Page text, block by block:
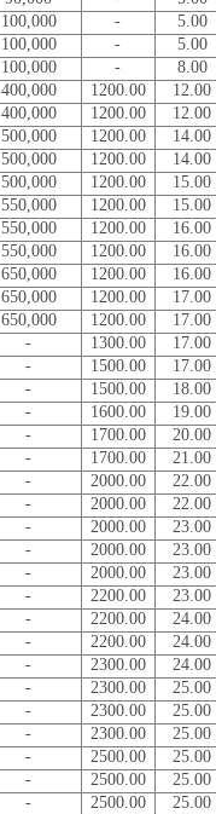
100,000 -
5.00
100,000 -
5.00
100,000 -
8.00
400,000 1200.00
12.00
400,000 1200.00
12.00
500,000 1200.00
14.00
500,000 1200.00
14.00
500,000 1200.00
15.00
550,000 1200.00
15.00
550,000 1200.00
16.00
550,000 1200.00
16.00
650,000 1200.00
16.00
650,000 1200.00
17.00
650,000 1200.00
17.00
- 1300.00
17.00
- 1500.00
17.00
- 1500.00
18.00
- 1600.00
19.00
- 1700.00
20.00
- 1700.00
21.00
- 2000.00
22.00
- 2000.00
22.00
- 2000.00
23.00
- 2000.00
23.00
- 2000.00
23.00
- 2200.00
23.00
- 2200.00
24.00
- 2200.00
24.00
- 2300.00
24.00
- 2300.00
25.00
- 2300.00
25.00
- 2300.00
25.00
- 2500.00
25.00
- 2500.00
25.00
- 2500.00
25.00